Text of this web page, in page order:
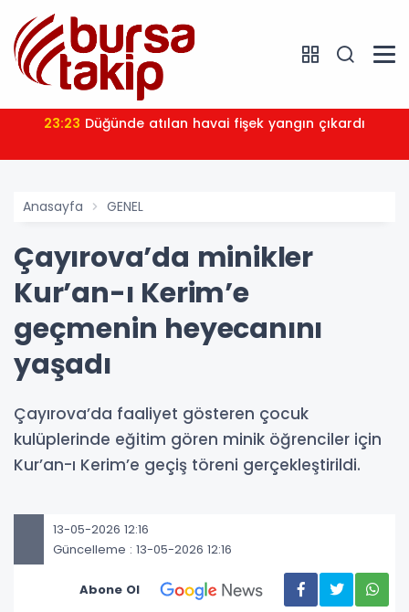
23:23 Düğünde atılan havai fişek yangın çıkardı
Anasayfa GENEL
Çayırova’da minikler
Kur’an-ı Kerim’e
geçmenin heyecanını
yaşadı
Çayırova’da faaliyet gösteren çocuk
kulüplerinde eğitim gören minik öğrenciler için
Kur’an-ı Kerim’e geçiş töreni gerçekleştirildi.
13-05-2026 12:16
Güncelleme : 13-05-2026 12:16
Abone Ol